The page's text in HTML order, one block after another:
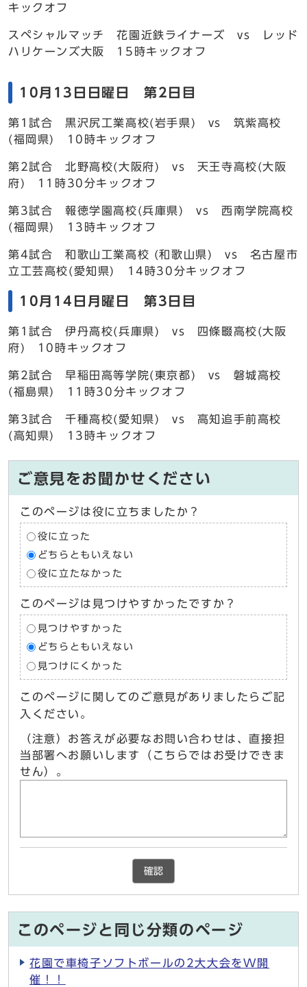
キックオフ
スペシャルマッチ 花園近鉄ライナーズ vs レッド
ハリケーンズ大阪 15時キックオフ
10月13日日曜日 第2日目
第1試合 黒沢尻工業高校(岩手県) vs 筑紫高校
(福岡県) 10時キックオフ
第2試合 北野高校(大阪府) vs 天王寺高校(大阪
府) 11時30分キックオフ
第3試合 報徳学園高校(兵庫県) vs 西南学院高校
(福岡県) 13時キックオフ
第4試合 和歌山工業高校 (和歌山県) vs 名古屋市
立工芸高校(愛知県) 14時30分キックオフ
10月14日月曜日 第3日目
第1試合 伊丹高校(兵庫県) vs 四條畷高校(大阪
府) 10時キックオフ
第2試合 早稲田高等学院(東京都) vs 磐城高校
(福島県) 11時30分キックオフ
第3試合 千種高校(愛知県) vs 高知追手前高校
(高知県) 13時キックオフ
ご意見をお聞かせください
このページは役に立ちましたか？
役に立った
どちらともいえない
役に立たなかった
このページは見つけやすかったですか？
見つけやすかった
どちらともいえない
見つけにくかった
このページに関してのご意見がありましたらご記
入ください。
（注意）お答えが必要なお問い合わせは、直接担
当部署へお願いします（こちらではお受けできま
せん）。
確認
このページと同じ分類のページ
花園で車椅子ソフトボールの2大大会をW開
催！！